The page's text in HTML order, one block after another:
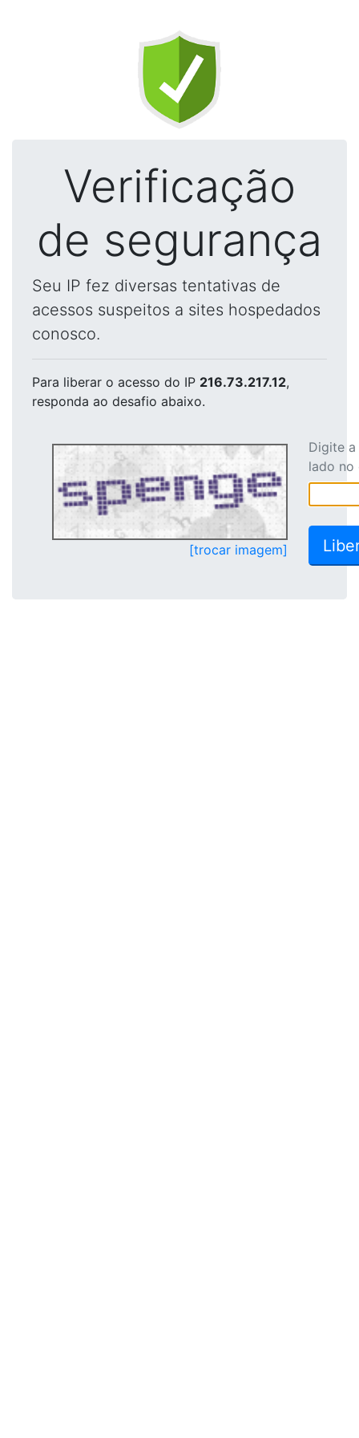
Verificação
de segurança
Seu IP fez diversas tentativas de
acessos suspeitos a sites hospedados
conosco.
Para liberar o acesso do IP 216.73.217.12,
responda ao desafio abaixo.
[trocar imagem]
Digite
lado no